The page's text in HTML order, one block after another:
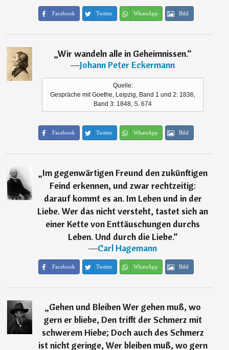
Facebook Twitter WhatsApp Bild
„Wir wandeln alle in Geheimnissen.“
―Johann Peter Eckermann
Quelle:
Gespräche mit Goethe, Leipzig, Band 1 und 2: 1836,
Band 3: 1848, S. 674
Facebook Twitter WhatsApp Bild
„Im gegenwärtigen Freund den zukünftigen
Feind erkennen, und zwar rechtzeitig:
darauf kommt es an. Im Leben und in der
Liebe. Wer das nicht versteht, tastet sich an
einer Kette von Enttäuschungen durchs
Leben. Und durch die Liebe.“
―Carl Hagemann
Facebook Twitter WhatsApp Bild
„Gehen und Bleiben Wer gehen muß, wo
gern er bliebe, Den trifft der Schmerz mit
schwerem Hiebe; Doch auch des Schmerz
ist nicht geringe, Wer bleiben muß, wo gern